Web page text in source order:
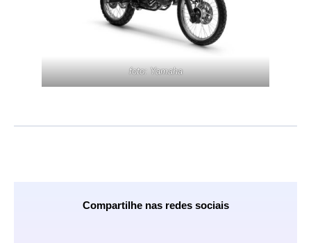
foto: Yamaha
Compartilhe nas redes sociais